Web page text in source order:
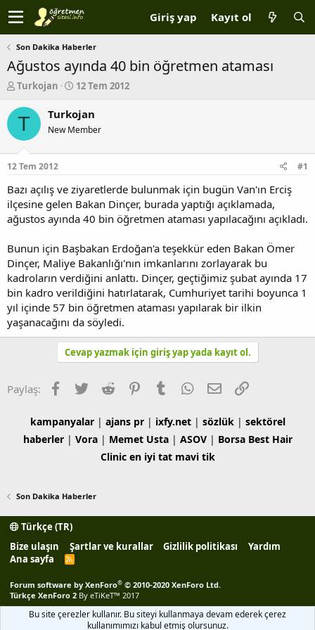
Giriş yap Kayıt ol
Son Dakika Haberler
Ağustos ayında 40 bin öğretmen ataması
K
n
b
u
u
b
a
l
a
a
n
Turkojan
B
ş
a
ç
t
a
r
h
12 Tem 2012
T Turkojan
New Member
12 Tem 2012 #1
Bazı açılış ve ziyaretlerde bulunmak için bugün Van'ın Erciş
ilçesine gelen Bakan Dinçer, burada yaptığı açıklamada,
ağustos ayında 40 bin öğretmen ataması yapılacağını açıkladı.
Bunun için Başbakan Erdoğan'a teşekkür eden Bakan Ömer
Dinçer, Maliye Bakanlığı'nın imkanlarını zorlayarak bu
kadroların verdiğini anlattı. Dinçer, geçtiğimiz şubat ayında 17
bin kadro verildiğini hatırlatarak, Cumhuriyet tarihi boyunca 1
yıl içinde 57 bin öğretmen ataması yapılarak bir ilkin
yaşanacağını da söyledi.
Cevap yazmak için giriş yap yada kayıt ol.
Paylaş: Facebook
TwitterReddit PinterestTumblrWhatsApp
E-postaLink
kampanyalar| ajans pr| ixfy.net| sözlük| sektörel
haberler| Vora| Memet Usta| ASOV| Borsa Best Hair
Clinic en iyi tat mavi tik
Son Dakika Haberler
Türkçe (TR)
Bize ulaşın
Şartlar ve kurallar Gizlilik politikası
Yardım
Ana sayfa
R
Forum software by XenForo® © 2010-2020 XenForo Ltd.
Türkçe XenForo 2 By eTiKeT™ 2017
Bu site çerezler kullanır. Bu siteyi kullanmaya devam ederek çerez
kullanımımızı kabul etmiş olursunuz.